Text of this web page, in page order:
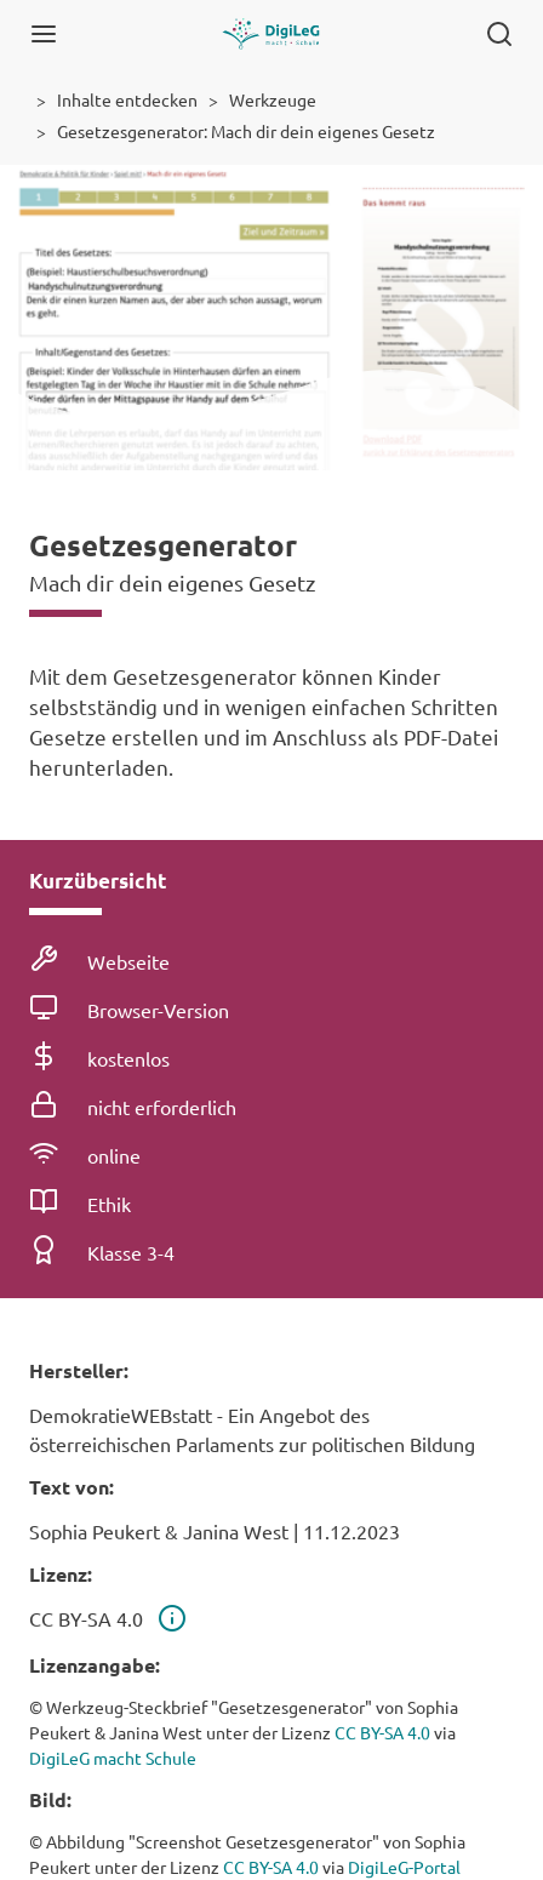
Inhalte entdecken
Werkzeuge
Gesetzesgenerator: Mach dir dein eigenes Gesetz
Gesetzesgenerator
Mach dir dein eigenes Gesetz
Mit dem Gesetzesgenerator können Kinder
selbstständig und in wenigen einfachen Schritten
Gesetze erstellen und im Anschluss als PDF-Datei
herunterladen.
Kurzübersicht
Medienart
Webseite
Betriebssystem
Browser-Version
Kosten
kostenlos
Registrierung
nicht erforderlich
Konnektivität
online
FachEthik
Klassenstufe
Klasse 3-4
Hersteller:
DemokratieWEBstatt - Ein Angebot des
österreichischen Parlaments zur politischen Bildung
Text von:
Sophia Peukert & Janina West | 11.12.2023
Lizenz:
CC BY-SA 4.0
Lizenzangabe:
© Werkzeug-Steckbrief "Gesetzesgenerator" von Sophia
Peukert & Janina West unter der Lizenz CC BY-SA 4.0via
DigiLeG macht Schule
Bild:
© Abbildung "Screenshot Gesetzesgenerator" von Sophia
Peukert unter der Lizenz CC BY-SA 4.0via DigiLeG-Portal